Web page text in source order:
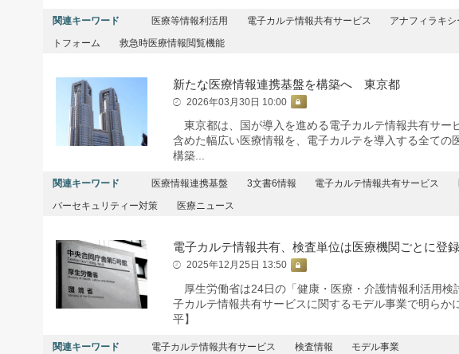
関連キーワード 医療等情報利活用 電子カルテ情報共有サービス アナフィラキシ
トフォーム
救急時医療情報閲覧機能
新たな医療情報連携基盤を構築へ 東京都
2026年03月30日 10:00
東京都は、国が導入を進める電子カルテ情報共有サー
含めた幅広い医療情報を、電子カルテを導入する全て
構築...
関連キーワード 医療情報連携基盤 3文書6情報 電子カルテ情報共有サービス
バーセキュリティー対策
医療ニュース
電子カルテ情報共有、検査単位は医療機関ごとに登録
2025年12月25日 13:50
厚生労働省は24日の「健康・医療・介護情報利活用検
子カルテ情報共有サービスに関するモデル事業で明ら
平】
関連キーワード 電子カルテ情報共有サービス 検査情報 モデル事業